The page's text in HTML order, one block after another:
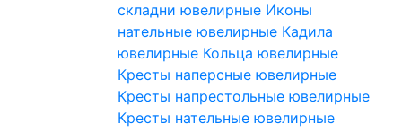
складни ювелирные Иконы
нательные ювелирные Кадила
ювелирные Кольца ювелирные
Кресты наперсные ювелирные
Кресты напрестольные ювелирные
Кресты нательные ювелирные